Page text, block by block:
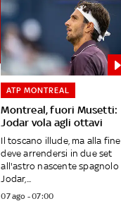
Montreal, fuori Musetti:
Jodar vola agli ottavi
ATP MONTREAL
Il toscano illude, ma alla fine
deve arrendersi in due set
all'astro nascente spagnolo
Jodar,...
07 ago - 07:00